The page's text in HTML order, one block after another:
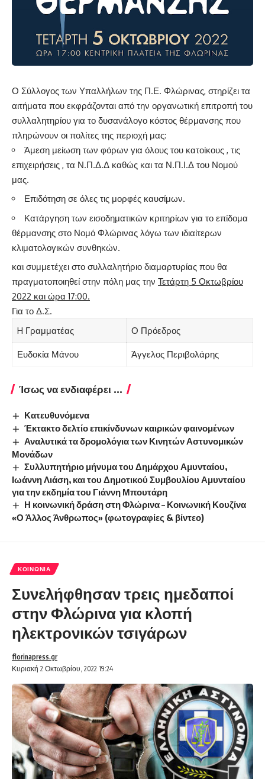
Ο Σύλλογος των Υπαλλήλων της Π.Ε. Φλώρινας, στηρίζει τα
αιτήματα που εκφράζονται από την οργανωτική επιτροπή του
συλλαλητηρίου για το δυσανάλογο κόστος θέρμανσης που
πληρώνουν οι πολίτες της περιοχή μας:
Άμεση μείωση των φόρων για όλους του κατοίκους , τις
επιχειρήσεις , τα Ν.Π.Δ.Δ καθώς και τα Ν.Π.Ι.Δ του Νομού
μας.
Επιδότηση σε όλες τις μορφές καυσίμων.
Κατάργηση των εισοδηματικών κριτηρίων για το επίδομα
θέρμανσης στο Νομό Φλώρινας λόγω των ιδιαίτερων
κλιματολογικών συνθηκών.
και συμμετέχει στο συλλαλητήριο διαμαρτυρίας που θα
πραγματοποιηθεί στην πόλη μας την Τετάρτη 5 Οκτωβρίου
2022 και ώρα 17:00.
Για το Δ.Σ.
H Γραμματέας
Ο Πρόεδρος
Ευδοκία Μάνου Άγγελος Περιβολάρης
Ίσως να ενδιαφέρει ...
Κατευθυνόμενα
Έκτακτο δελτίο επικίνδυνων καιρικών φαινομένων
Αναλυτικά τα δρομολόγια των Κινητών Αστυνομικών
Μονάδων
Συλλυπητήριο μήνυμα του Δημάρχου Αμυνταίου,
Ιωάννη Λιάση, και του Δημοτικού Συμβουλίου Αμυνταίου
για την εκδημία του Γιάννη Μπουτάρη
Η κοινωνική δράση στη Φλώρινα – Κοινωνική Κουζίνα
«Ο Άλλος Άνθρωπος» (φωτογραφίες & βίντεο)
ΚΟΙΝΩΝΊΑ
Συνελήφθησαν τρεις ημεδαποί
στην Φλώρινα για κλοπή
ηλεκτρονικών τσιγάρων
Κυριακή 2 Οκτωβρίου, 2022 19:24
florinapress.gr